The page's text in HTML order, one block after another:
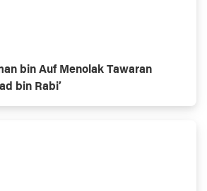
bin Auf Menolak Tawaran
bin Rabi’